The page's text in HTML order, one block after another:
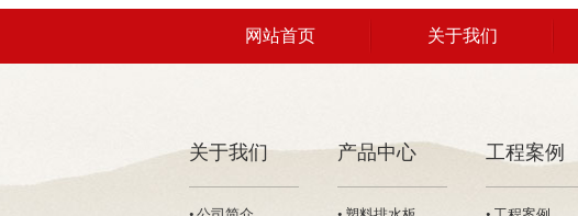
网站首页 关于我们
关于我们 产品中心 工程案例